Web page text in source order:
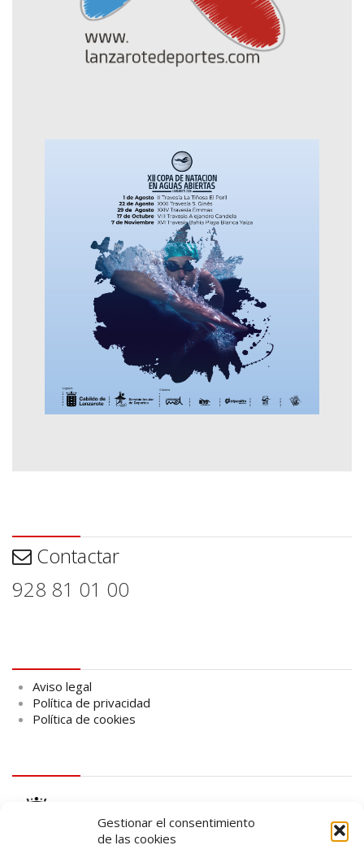
Gestionar el consentimiento
de las cookies
Contactar
928 81 01 00
Aviso legal
Política de privacidad
Política de cookies